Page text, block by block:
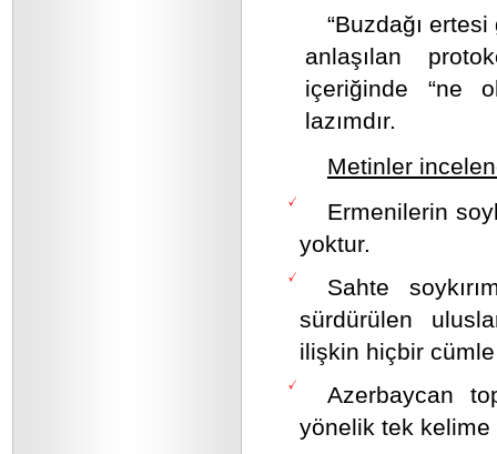
“Buzdağı
anlaşılan
içeriğinde “ne
lazımdır.
Metinler
Ermenilerin
yoktur.
Sahte
sürdürülen
ilişkin hiçbir
Azerbaycan
yönelik tek kelime